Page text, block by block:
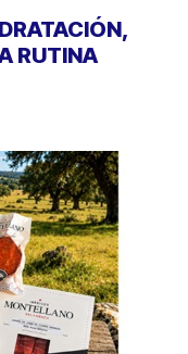
RUTINA